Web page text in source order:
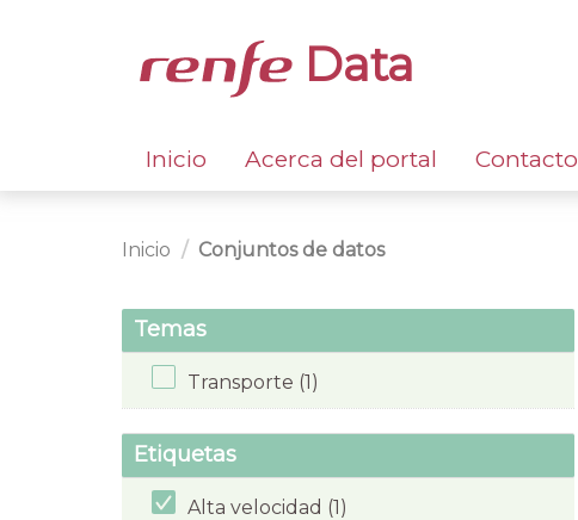
Data
Inicio Acerca del portal Contacto
Inicio Conjuntos de datos
Temas
Transporte (1)
Etiquetas
Alta velocidad (1)